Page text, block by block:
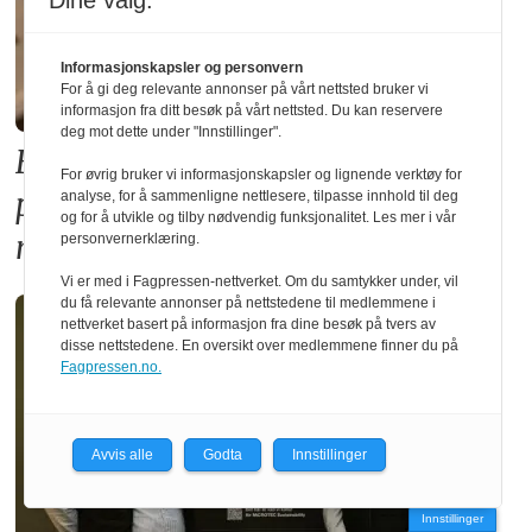
Forslaget til ny TEK17-forskrift
premierer betong på bekostning av
norsk skognæring
Innstillinger
Informasjonskapsler og personvern
For å gi deg relevante annonser på vårt nettsted bruker vi
informasjon fra ditt besøk på vårt nettsted. Du kan reservere
deg mot dette under "Innstillinger".
For øvrig bruker vi informasjonskapsler og lignende verktøy for
analyse, for å sammenligne nettlesere, tilpasse innhold til deg
og for å utvikle og tilby nødvendig funksjonalitet. Les mer i vår
personvernerklæring.
Vi er med i Fagpressen-nettverket. Om du samtykker under, vil
du få relevante annonser på nettstedene til medlemmene i
nettverket basert på informasjon fra dine besøk på tvers av
disse nettstedene. En oversikt over medlemmene finner du på
Fagpressen.no.
Avvis alle Godta Innstillinger